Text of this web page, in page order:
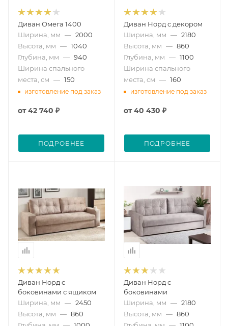
Диван Омега 1400
Ширина, мм — 2000
Высота, мм — 1040
Глубина, мм — 940
Ширина спального
места, см — 150
изготовление под заказ
от42 740 ₽
ПОДРОБНЕЕ
Диван Норд с декором
Ширина, мм — 2180
Высота, мм — 860
Глубина, мм — 1100
Ширина спального
места, см — 160
изготовление под заказ
от40 430 ₽
ПОДРОБНЕЕ
Диван Норд с
боковинами с ящиком
Ширина, мм — 2450
Высота, мм — 860
Диван Норд с
боковинами
Ширина, мм — 2180
Высота, мм — 860